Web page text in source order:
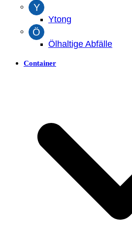
Y
Ytong
Ö
Ölhaltige Abfälle
Container